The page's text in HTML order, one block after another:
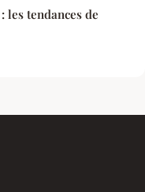
les tendances de